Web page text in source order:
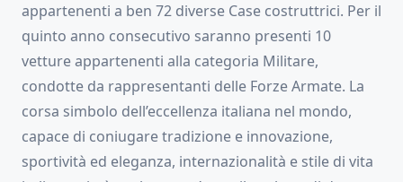
appartenenti a ben 72 diverse Case costruttrici. Per il
quinto anno consecutivo saranno presenti 10
vetture appartenenti alla categoria Militare,
condotte da rappresentanti delle Forze Armate. La
corsa simbolo dell’eccellenza italiana nel mondo,
capace di coniugare tradizione e innovazione,
sportività ed eleganza, internazionalità e stile di vita